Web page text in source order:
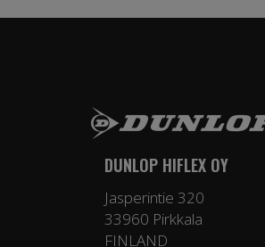
DUNLOP HIFLEX OY
Jasperintie 320
33960 Pirkkala
FINLAND